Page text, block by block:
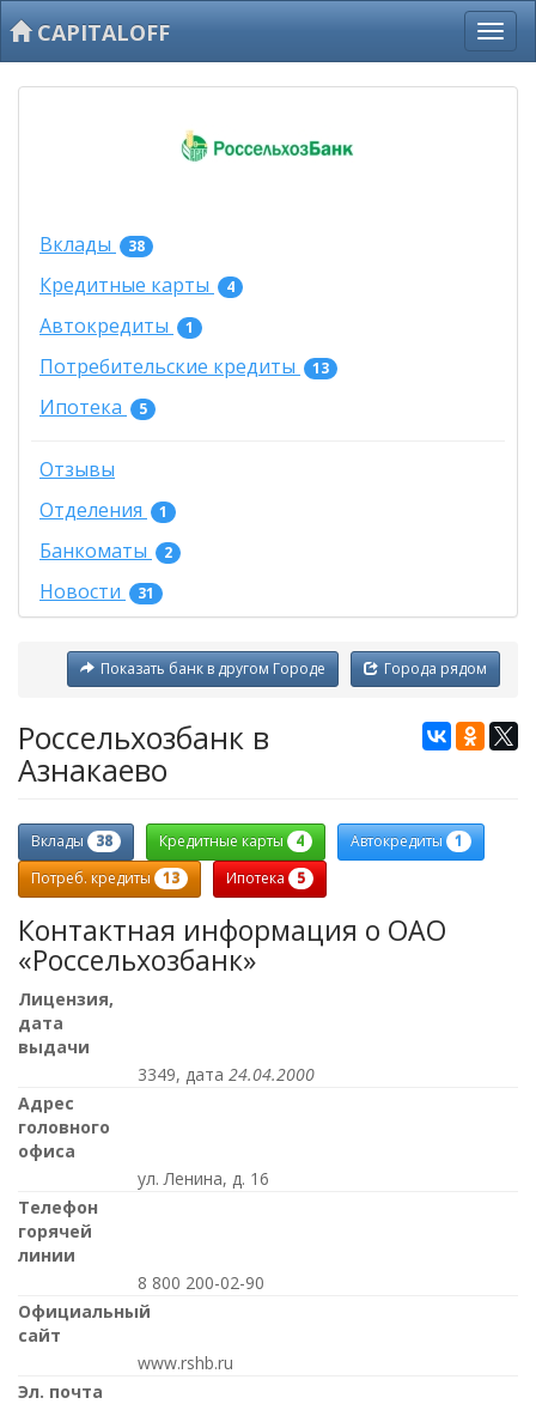
CAPITALOFF
Вклады 38
Кредитные карты 4
Автокредиты 1
Потребительские кредиты 13
Ипотека 5
Отзывы
Отделения
1
Банкоматы 2
Новости 31
Города рядом
Показать банк в другом Городе
Россельхозбанк в
Азнакаево
Вклады 38 Кредитные карты 4 Автокредиты 1
Потреб. кредиты 13 Ипотека 5
Контактная информация о ОАО
«Россельхозбанк»
Лицензия,
дата
выдачи
3349, дата 24.04.2000
Адрес
головного
офиса
ул. Ленина, д. 16
Телефон
горячей
линии
8 800 200-02-90
Официальный
сайт
www.rshb.ru
Эл. почта